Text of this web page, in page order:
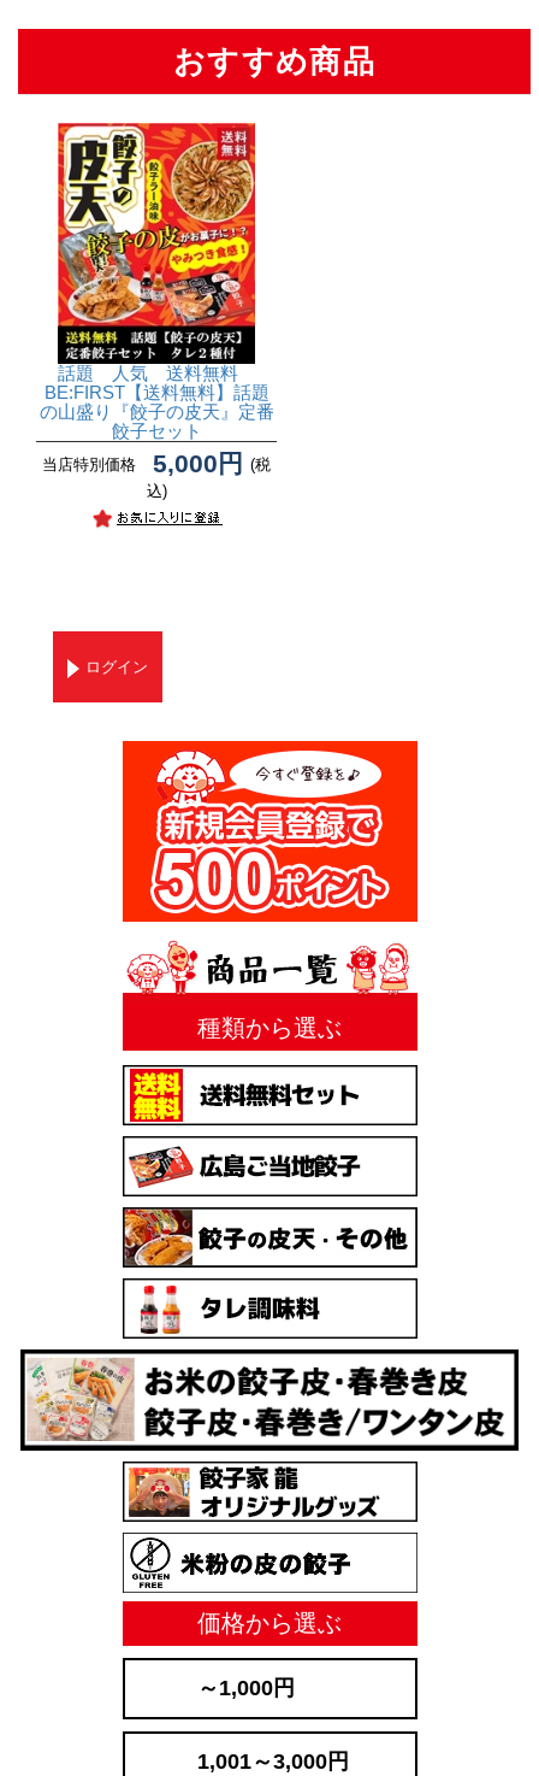
おすすめ商品
話題 人気 送料無料
BE:FIRST【送料無料】話題
の山盛り『餃子の皮天』定番
餃子セット
当店特別価格 5,000円
(税
込)
ログイン
種類から選ぶ
価格から選ぶ
～1,000円
1,001～3,000円